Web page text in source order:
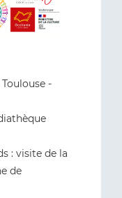
-
: visite de la
de